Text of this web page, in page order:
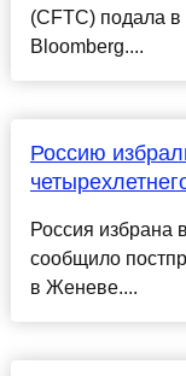
(CFTC) подала
Bloomberg....
Россию
Россия избрана
сообщило
в Женеве....